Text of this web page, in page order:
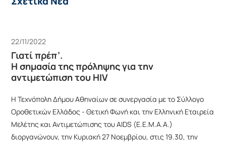
22/11/2022
Γιατί πρέπ’.
Η σημασία της πρόληψης για την
αντιμετώπιση του HIV
Η Τεχνόπολη Δήμου Αθηναίων σε συνεργασία με το Σύλλογο
Οροθετικών Ελλάδος - Θετική Φωνή και την Ελληνική Εταιρεία
Μελέτης και Αντιμετώπισης του AIDS (Ε.Ε.Μ.Α.Α.)
διοργανώνουν, την Κυριακή 27 Νοεμβρίου, στις 19.30, την